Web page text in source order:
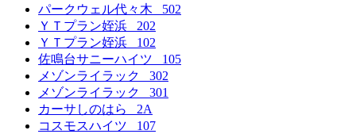
パークウェル代々木 502
ＹＴプラン姪浜 202
ＹＴプラン姪浜 102
佐鳴台サニーハイツ 105
メゾンライラック 302
メゾンライラック 301
カーサしのはら 2A
コスモスハイツ 107